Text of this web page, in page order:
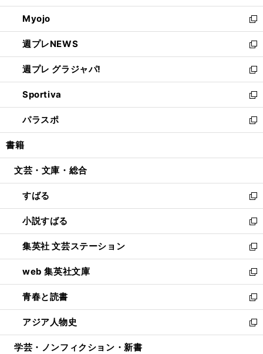
開
く
ウ
で
開
く
ン
ド
ウ
で
開
く
ウ
ィ
ン
ド
ウ
で
開
く
Myojo
新
し
い
ウ
ィ
ン
ド
ウ
で
開
週プレNEWS
新
し
い
ウ
ィ
ン
ド
ウ
開
週プレ グラジャパ!
新
し
い
ウ
ィ
ン
ウ
開
く
Sportiva
新
し
い
ウ
ン
ウ
で
開
く
パラスポ
新
し
ウ
ン
ド
ウ
で
開
く
書籍
文芸・文庫・総合
すばる
新
し
い
ウ
ィ
ン
ド
ウ
で
開
く
小説すばる
新
し
い
ウ
ィ
ン
ド
ウ
で
開
集英社 文芸ステーション
新
し
い
ウ
ィ
ン
ド
ウ
web 集英社文庫
新
し
い
ウ
ィ
ン
青春と読書
新
し
い
ウ
アジア人物史
新
し
学芸・ノンフィクション・新書